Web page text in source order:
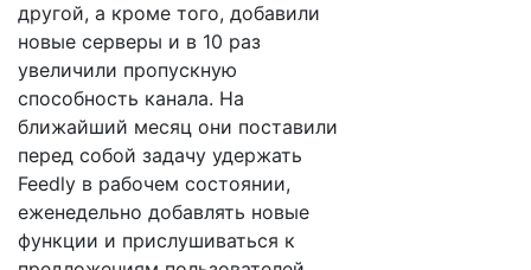
другой, а кроме того, добавили
новые серверы и в 10 раз
увеличили пропускную
способность канала. На
ближайший месяц они поставили
перед собой задачу удержать
Feedly в рабочем состоянии,
еженедельно добавлять новые
функции и прислушиваться к